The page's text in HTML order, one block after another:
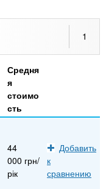
1
Средня
я
стоимо
сть
44
000 грн/
рік
Добавить
к
сравнению